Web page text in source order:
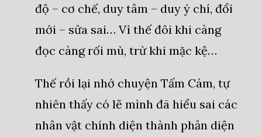
độ – cơ chế, duy tâm – duy ý chí, đổi
mới – sửa sai… Vì thế đôi khi càng
đọc càng rối mù, trừ khi mặc kệ…
Thế rồi lại nhớ chuyện Tấm Cám, tự
nhiên thấy có lẽ mình đã hiểu sai các
nhân vật chính diện thành phản diện